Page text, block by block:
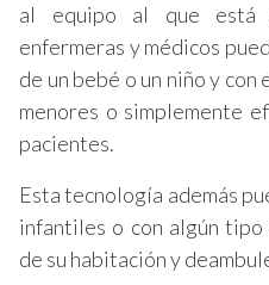
al equipo al que está
enfermeras y médicos
de un bebé o un niño y
menores o simplemente
pacientes.
Esta tecnología además
infantiles o con algún tipo
de su habitación y